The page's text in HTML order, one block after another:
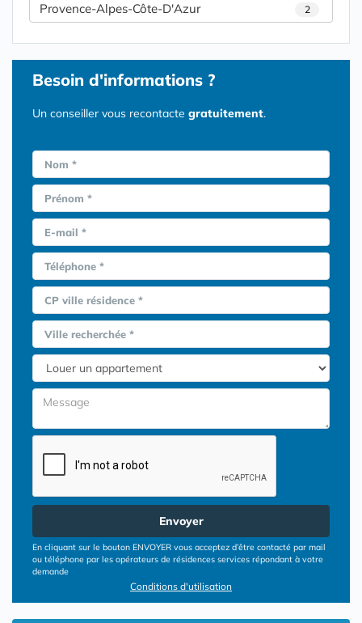
Provence-Alpes-Côte-D'Azur 2
Besoin d'informations ?
Un conseiller vous recontacte gratuitement.
Nom *
Prénom *
E-mail *
Téléphone *
CP ville résidence *
Ville recherchée *
Envoyer
En cliquant sur le bouton ENVOYER vous acceptez d’être contacté par mail
ou téléphone par les opérateurs de résidences services répondant à votre
demande
Conditions d'utilisation